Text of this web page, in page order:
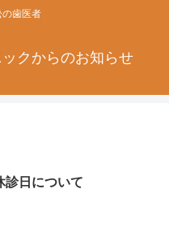
の歯医者
クからのお知らせ
診日について